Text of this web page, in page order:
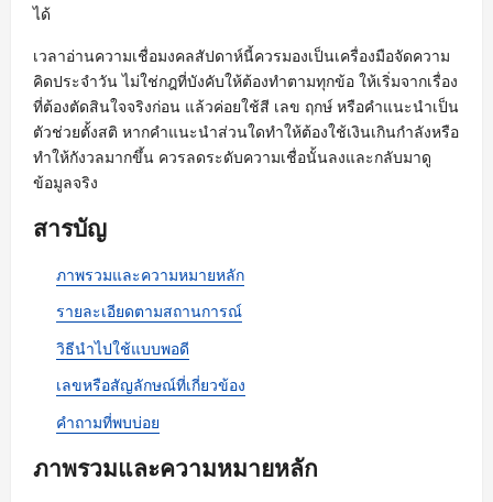
ได้
เวลาอ่านความเชื่อมงคลสัปดาห์นี้ควรมองเป็นเครื่องมือจัดความ
คิดประจำวัน ไม่ใช่กฎที่บังคับให้ต้องทำตามทุกข้อ ให้เริ่มจากเรื่อง
ที่ต้องตัดสินใจจริงก่อน แล้วค่อยใช้สี เลข ฤกษ์ หรือคำแนะนำเป็น
ตัวช่วยตั้งสติ หากคำแนะนำส่วนใดทำให้ต้องใช้เงินเกินกำลังหรือ
ทำให้กังวลมากขึ้น ควรลดระดับความเชื่อนั้นลงและกลับมาดู
ข้อมูลจริง
สารบัญ
ภาพรวมและความหมายหลัก
รายละเอียดตามสถานการณ์
วิธีนำไปใช้แบบพอดี
เลขหรือสัญลักษณ์ที่เกี่ยวข้อง
คำถามที่พบบ่อย
ภาพรวมและความหมายหลัก